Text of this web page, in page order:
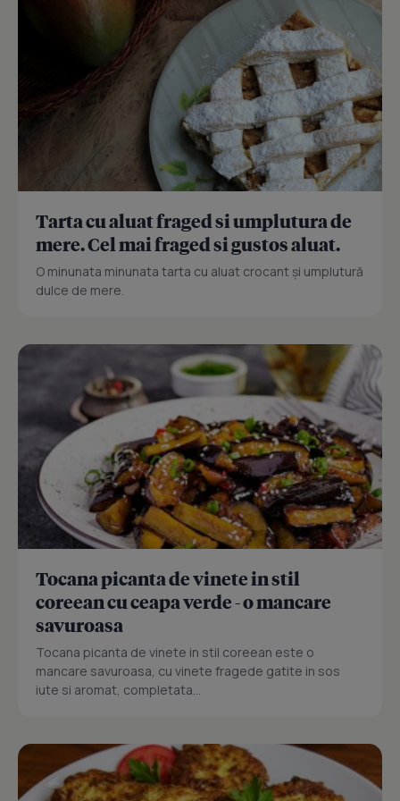
Tarta cu aluat fraged si umplutura de
mere. Cel mai fraged si gustos aluat.
O minunata minunata tarta cu aluat crocant și umplutură
dulce de mere.
Tocana picanta de vinete in stil
coreean cu ceapa verde - o mancare
savuroasa
Tocana picanta de vinete in stil coreean este o
mancare savuroasa, cu vinete fragede gatite in sos
iute si aromat, completata...